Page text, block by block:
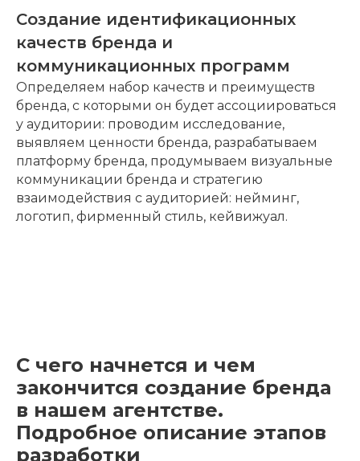
и для небольших компаний, которые
планируют активное развитие.
Создание идентификационных
качеств бренда и
коммуникационных программ
Определяем набор качеств и преимуществ
бренда, с которыми он будет ассоциироваться
у аудитории: проводим исследование,
выявляем ценности бренда, разрабатываем
платформу бренда, продумываем визуальные
коммуникации бренда и стратегию
С чего начнется и чем
закончится создание бренда